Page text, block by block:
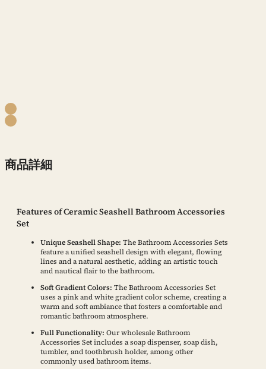
商品詳細
Features of Ceramic Seashell Bathroom Accessories
Set
Unique Seashell Shape: The Bathroom Accessories Sets
feature a unified seashell design with elegant, flowing
lines and a natural aesthetic, adding an artistic touch
and nautical flair to the bathroom.
Soft Gradient Colors: The Bathroom Accessories Set
uses a pink and white gradient color scheme, creating a
warm and soft ambiance that fosters a comfortable and
romantic bathroom atmosphere.
Full Functionality: Our wholesale Bathroom
Accessories Set includes a soap dispenser, soap dish,
tumbler, and toothbrush holder, among other
commonly used bathroom items.